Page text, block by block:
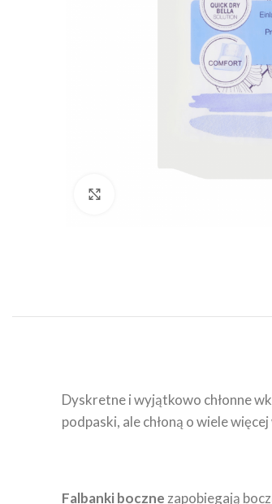
Dyskretne i wyjątkowo chłonne
podpaski, ale chłoną o wiele
Falbanki boczne zapobiegają